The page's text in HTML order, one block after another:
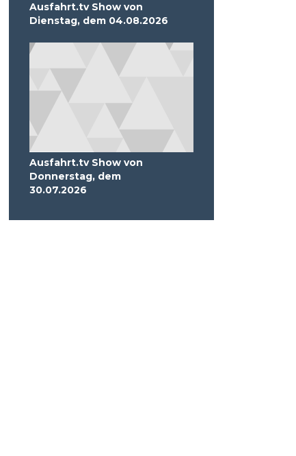
Ausfahrt.tv Show von
Dienstag, dem 04.08.2026
Ausfahrt.tv Show von
Donnerstag, dem
30.07.2026